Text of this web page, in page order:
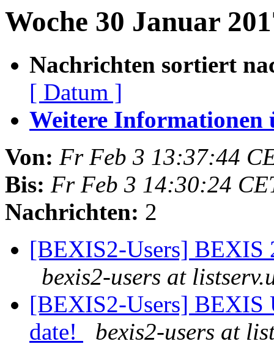
Woche 30 Januar
Nachrichten sortiert
[ Datum ]
Weitere Informationen
Von: Fr Feb 3 13:37:44
Bis: Fr Feb 3 14:30:24
Nachrichten: 2
[BEXIS2-Users] BEXIS
bexis2-users at
[BEXIS2-Users] BEXIS
date!
bexis2-users at